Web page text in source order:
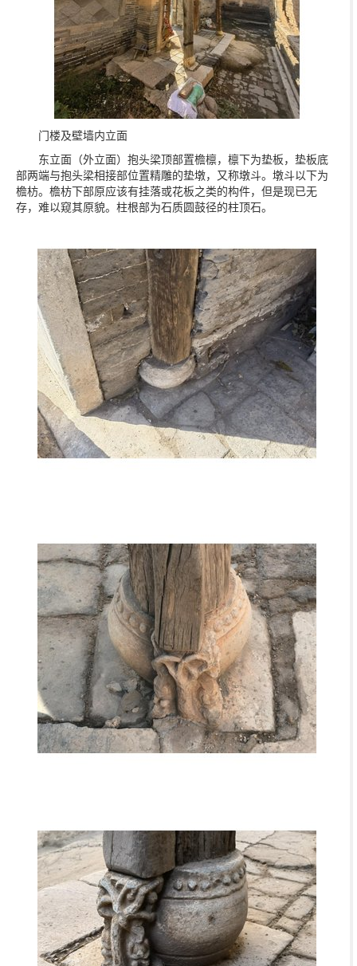
门楼及壁墙内立面
东立面（外立面）抱头梁顶部置檐檩，檩下为垫板，垫板底
部两端与抱头梁相接部位置精雕的垫墩，又称墩斗。墩斗以下为
檐枋。檐枋下部原应该有挂落或花板之类的构件，但是现已无
存，难以窥其原貌。柱根部为石质圆鼓径的柱顶石。